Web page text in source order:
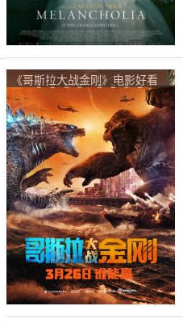
《哥斯拉大战金刚》电影好看
吗？哥斯拉大战金刚影评及简
介